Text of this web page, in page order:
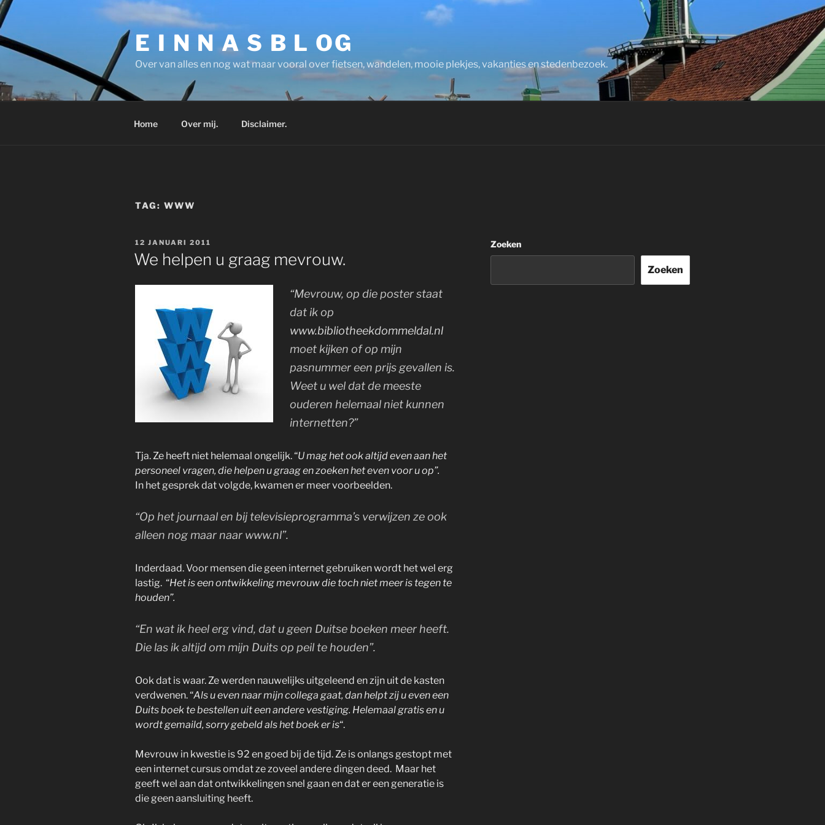
Ga
naar
de
inhoud
E I N N A S B L OG
Over van alles en nog wat maar vooral over fietsen, wandelen, mooie plekjes, vakanties en stedenbezoek.
Home Over mij. Disclaimer.
TAG: WWW
GEPLAATST
OP
12 JANUARI 2011
We helpen u graag mevrouw.
“Mevrouw, op die poster staat
dat ik op
www.bibliotheekdommeldal.nl
moet kijken of op mijn
pasnummer een prijs gevallen is.
Weet u wel dat de meeste
ouderen helemaal niet kunnen
internetten?”
Tja. Ze heeft niet helemaal ongelijk. “U mag het ook altijd even aan het
personeel vragen, die helpen u graag en zoeken het even voor u op”.
In het gesprek dat volgde, kwamen er meer voorbeelden.
“Op het journaal en bij televisieprogramma’s verwijzen ze ook
alleen nog maar naar www.nl”.
Inderdaad. Voor mensen die geen internet gebruiken wordt het wel erg
lastig. “Het is een ontwikkeling mevrouw die toch niet meer is tegen te
houden”.
“En wat ik heel erg vind, dat u geen Duitse boeken meer heeft.
Die las ik altijd om mijn Duits op peil te houden”.
Ook dat is waar. Ze werden nauwelijks uitgeleend en zijn uit de kasten
verdwenen. “Als u even naar mijn collega gaat, dan helpt zij u even een
Duits boek te bestellen uit een andere vestiging. Helemaal gratis en u
wordt gemaild, sorry gebeld als het boek er is“.
Mevrouw in kwestie is 92 en goed bij de tijd. Ze is onlangs gestopt met
een internet cursus omdat ze zoveel andere dingen deed. Maar het
geeft wel aan dat ontwikkelingen snel gaan en dat er een generatie is
die geen aansluiting heeft.
Zoeken
Zoeken